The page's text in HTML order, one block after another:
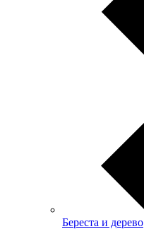
Береста и дерево